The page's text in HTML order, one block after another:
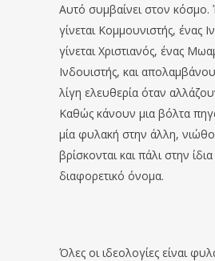
Αυτό συμβαίνει στον κόσμο.
γίνεται Κομμουνιστής, ένας
γίνεται Χριστιανός, ένας
Ινδουιστής, και
λίγη ελευθερία όταν
Καθώς κάνουν μια βόλτα
μία φυλακή στην άλλη,
βρίσκονται και πάλι στην
διαφορετικό όνομα.
Όλες οι ιδεολογίες είναι